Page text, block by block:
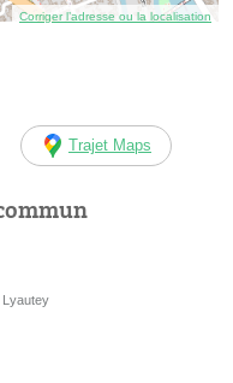
Corriger l’adresse ou la localisation
Trajet Maps
Lyautey